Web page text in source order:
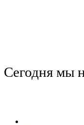
Сегодня мы